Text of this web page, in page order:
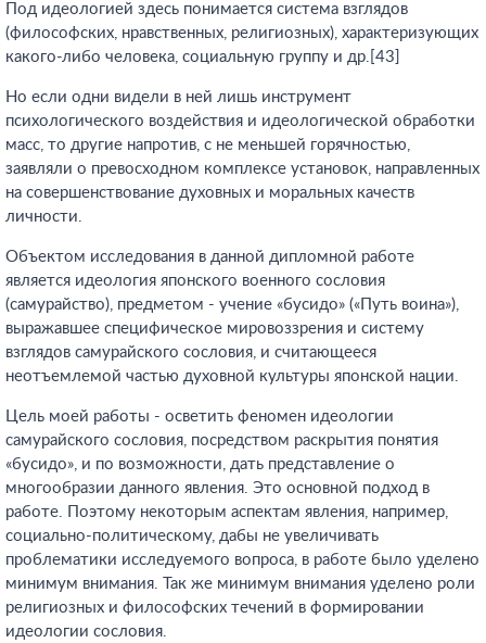
Под идеологией здесь понимается система взглядов
(философских, нравственных, религиозных), характеризующих
какого-либо человека, социальную группу и др.[43]
Но если одни видели в ней лишь инструмент
психологического воздействия и идеологической обработки
масс, то другие напротив, с не меньшей горячностью,
заявляли о превосходном комплексе установок, направленных
на совершенствование духовных и моральных качеств
личности.
Объектом исследования в данной дипломной работе
является идеология японского военного сословия
(самурайство), предметом - учение «бусидо» («Путь воина»),
выражавшее специфическое мировоззрения и систему
взглядов самурайского сословия, и считающееся
неотъемлемой частью духовной культуры японской нации.
Цель моей работы - осветить феномен идеологии
самурайского сословия, посредством раскрытия понятия
«бусидо», и по возможности, дать представление о
многообразии данного явления. Это основной подход в
работе. Поэтому некоторым аспектам явления, например,
социально-политическому, дабы не увеличивать
проблематики исследуемого вопроса, в работе было уделено
минимум внимания. Так же минимум внимания уделено роли
религиозных и философских течений в формировании
идеологии сословия.